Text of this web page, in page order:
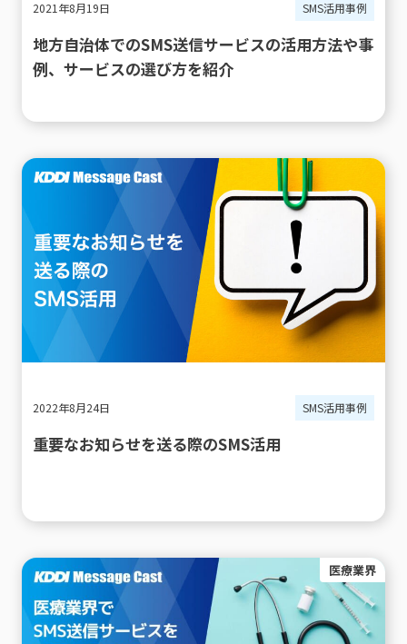
2021年8月19日 SMS活用事例
地方自治体でのSMS送信サービスの活用方法や事
例、サービスの選び方を紹介
2022年8月24日 SMS活用事例
重要なお知らせを送る際のSMS活用
医療業界